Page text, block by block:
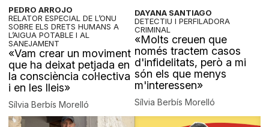
PEDRO ARROJO
RELATOR ESPECIAL DE L’ONU
SOBRE ELS DRETS HUMANS A
L’AIGUA POTABLE I AL
SANEJAMENT
«Vam crear un moviment
que ha deixat petjada en
la consciència col·lectiva
i en les lleis»
Sílvia Berbís Morelló
DAYANA SANTIAGO
DETECTIU I PERFILADORA
CRIMINAL
«Molts creuen que
només tractem casos
d'infidelitats, però a mi
són els que menys
m'interessen»
Sílvia Berbís Morelló